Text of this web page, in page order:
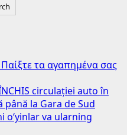
τα αγαπημένα σας
circulației auto în
până la Gara de Sud
o‘yinlar va ularning